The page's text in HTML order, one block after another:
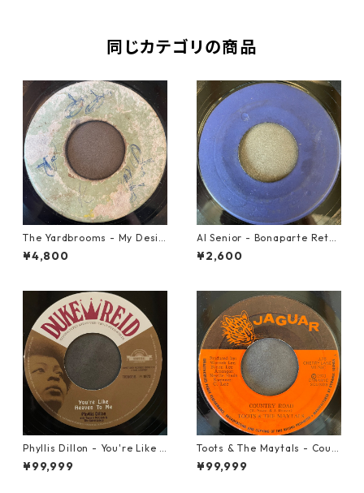
同じカテゴリの商品
The Yardbrooms - My Desir
e【7-21922】
¥4,800
Al Senior - Bonaparte Retre
at【7-21861】
¥2,600
Phyllis Dillon - You're Like H
eaven To Me【7-21913】
¥99,999
Toots & The Maytals - Coun
try Road【7-21951】
¥99,999